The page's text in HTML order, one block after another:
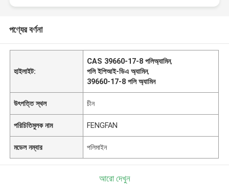
পণ্যের বর্ণনা
হাইলাইট:
CAS 39660-17-8 পলিঅ্যামিন,
পলি ইপিআই-ডিএ অ্যামিন,
39660-17-8 পলি অ্যামিন
উৎপত্তি স্থল চীন
পরিচিতিমুলক নাম FENGFAN
মডেল নম্বার পলিমাইন
আরো দেখুন